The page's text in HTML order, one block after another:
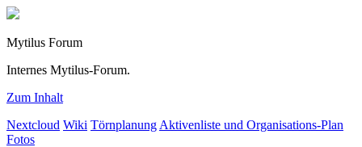
Mytilus Forum
Internes Mytilus-Forum.
Zum Inhalt
Nextcloud Wiki Törnplanung Aktivenliste und Organisations-Plan
Fotos